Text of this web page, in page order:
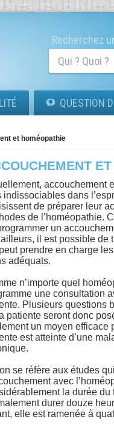
Recherchez
QUESTION
et homéopathie
accouchement
indissociables dans
de préparer leur
de l’homéopathie.
un
il est possible de
prendre en charge
adéquats.
n’importe quel
une consultation
Plusieurs questions
patiente seront donc
un moyen efficace
est atteinte d’une
se réfère aux études
avec
la durée
durer douze
elle est ramenée à